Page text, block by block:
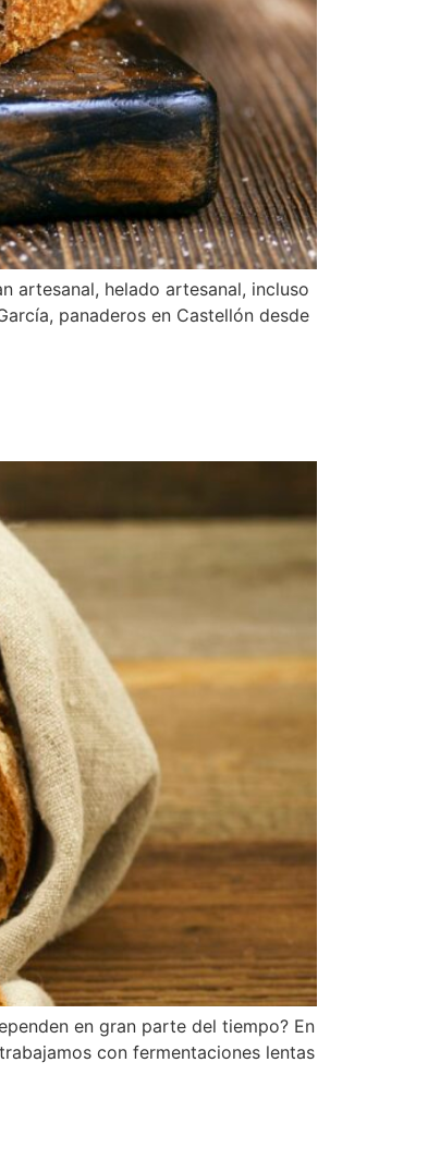
artesanal, helado artesanal, incluso
panaderos en Castellón desde
en gran parte del tiempo? En
con fermentaciones lentas